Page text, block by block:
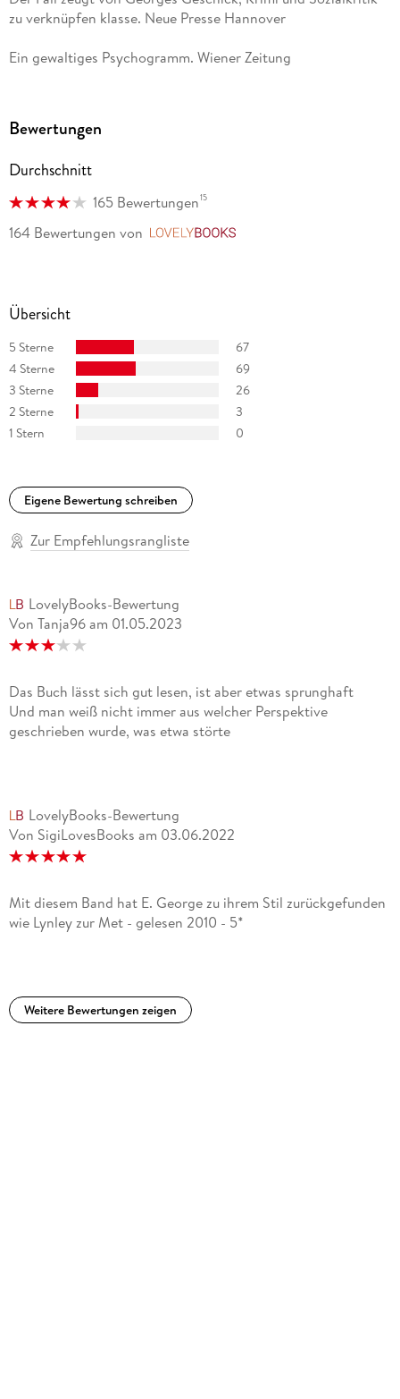
zu verknüpfen klasse. Neue Presse Hannover
Ein gewaltiges Psychogramm. Wiener Zeitung
gefunden, vor allem die Passagen mit Barbara Havers sind
glänzend. NDR Info
Bewertungen
Durchschnitt
165 Bewertungen15
164 Bewertungen von
Übersicht
5 Sterne
67
4 Sterne
69
3 Sterne
26
2 Sterne
3
1 Stern
0
Eigene Bewertung schreiben
Zur Empfehlungsrangliste
LovelyBooks-Bewertung
Von Tanja96 am 01.05.2023
Das Buch lässt sich gut lesen, ist aber etwas sprunghaft
Und man weiß nicht immer aus welcher Perspektive
geschrieben wurde, was etwa störte
LovelyBooks-Bewertung
Von SigiLovesBooks am 03.06.2022
Mit diesem Band hat E. George zu ihrem Stil zurückgefunden
wie Lynley zur Met - gelesen 2010 - 5*
Weitere Bewertungen zeigen